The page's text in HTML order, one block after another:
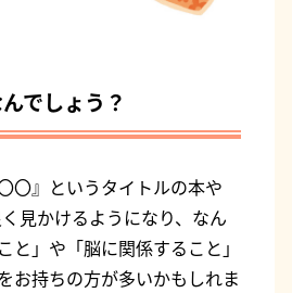
でしょう？
〇』というタイトルの本や
見かけるようになり、なん
と」や「脳に関係すること」
お持ちの方が多いかもしれま